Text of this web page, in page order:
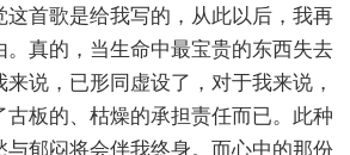
这首歌是给我写的，从此以后，我再
。真的，当生命中最宝贵的东西失去
说，已形同虚设了，对于我来说，
古板的、枯燥的承担责任而已。此种
与郁闷将会伴我终身。而心中的那份